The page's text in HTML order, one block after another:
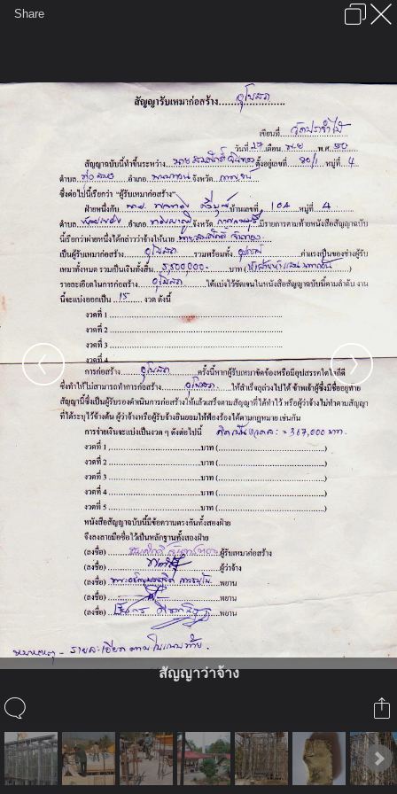
เข้าสู่ระบบหรือลงทะเบียน
รูปภาพ General prajummai
สัญญาว่าจ้าง
หน้าแรก เว็บบอร์ด มีอะไรใหม่ รูปภาพ
สถานที่ กล้อง แท็ก ...
ภาษาไทย ช่วยเหลือ
Share
สัญญาว่าจ้าง